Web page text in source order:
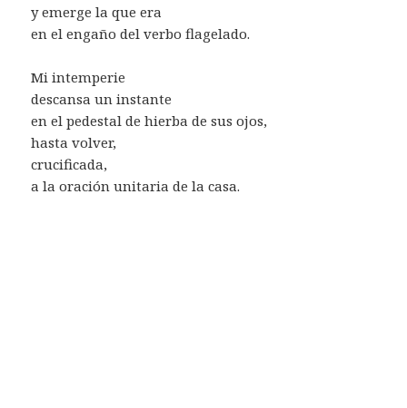
y emerge la que era
en el engaño del verbo flagelado.
Mi intemperie
descansa un instante
en el pedestal de hierba de sus ojos,
hasta volver,
crucificada,
a la oración unitaria de la casa.